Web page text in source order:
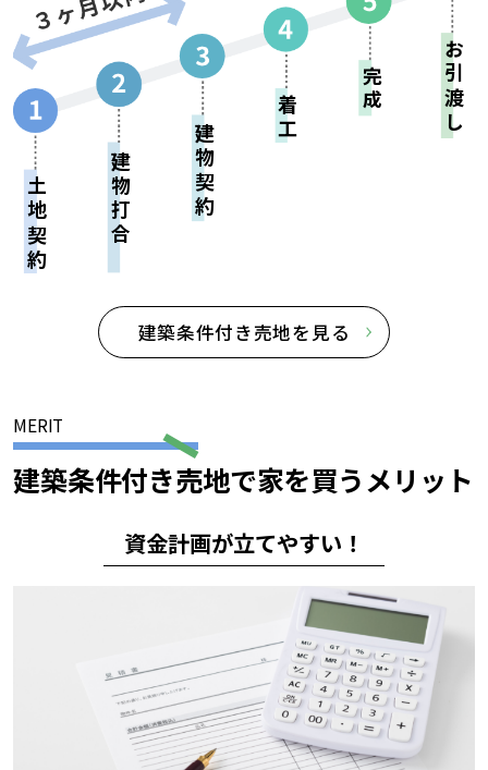
土地契約 建物打合せ 建物契約
着工
完成 お引渡し
建築条件付き売地を見る
MERIT
建築条件付き売地で家を買うメリット
資金計画が立てやすい！